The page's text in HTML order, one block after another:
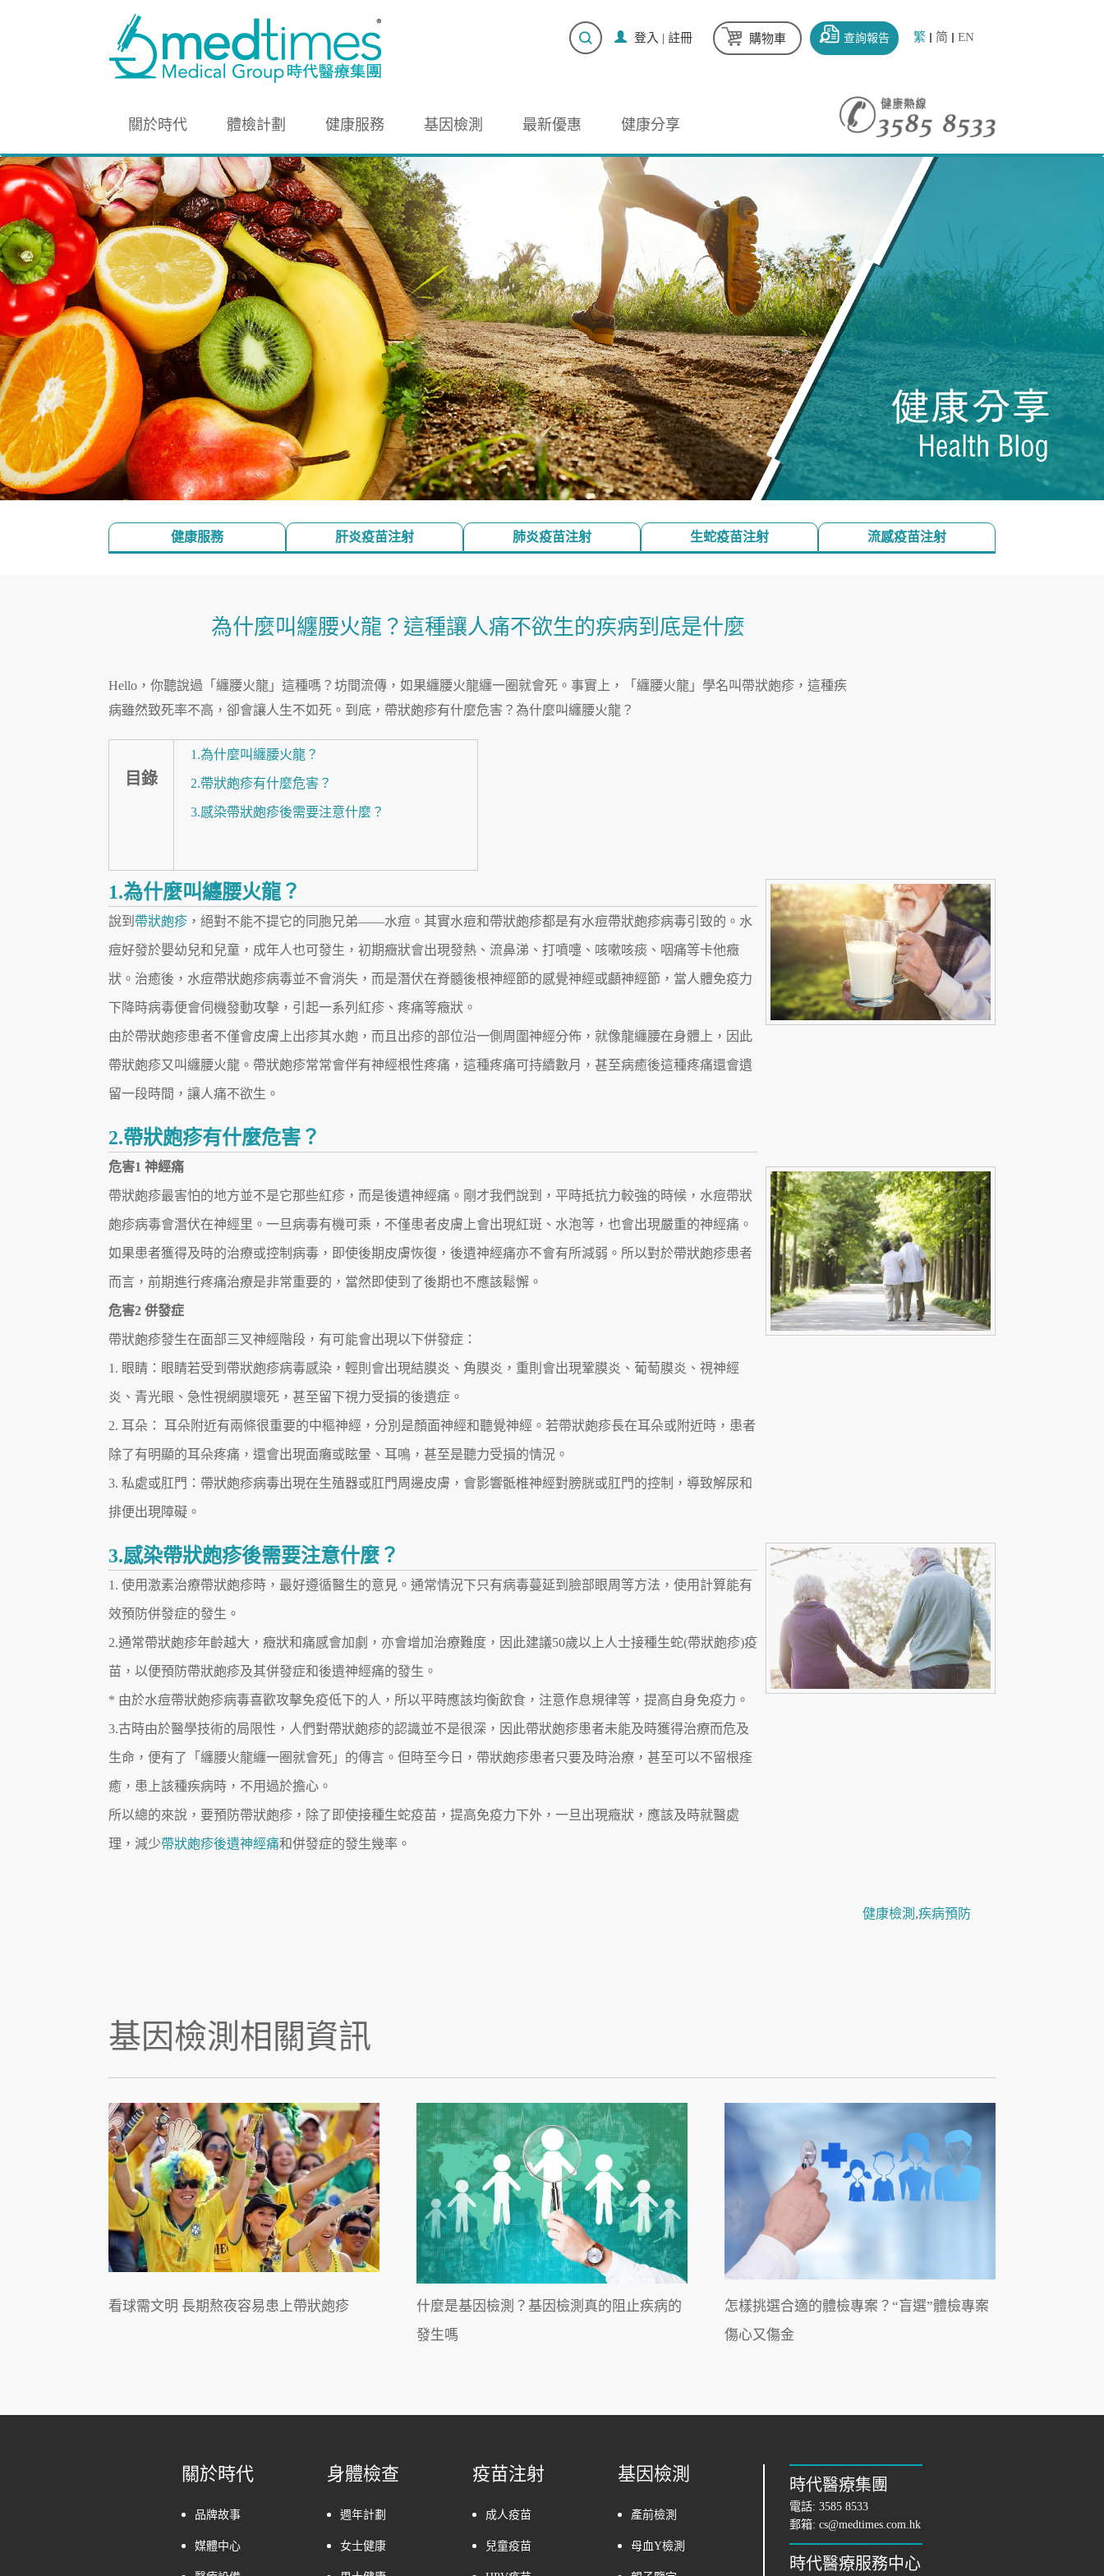
繁 简 EN
查詢報告
購物車
登入 | 註冊
關於時代 體檢計劃 健康服務 基因檢測 最新優惠 健康分享
健康服務 肝炎疫苗注射 肺炎疫苗注射 生蛇疫苗注射 流感疫苗注射
為什麼叫纏腰火龍？這種讓人痛不欲生的疾病到底是什麼
Hello，你聽說過「纏腰火龍」這種嗎？坊間流傳，如果纏腰火龍纏一圈就會死。事實上，「纏腰火龍」學名叫帶狀皰疹，這種疾
病雖然致死率不高，卻會讓人生不如死。到底，帶狀皰疹有什麼危害？為什麼叫纏腰火龍？
目錄
1.為什麼叫纏腰火龍？
2.帶狀皰疹有什麼危害？
3.感染帶狀皰疹後需要注意什麼？
1.為什麼叫纏腰火龍？
說到 帶狀皰疹 ，絕對不能不提它的同胞兄弟——水痘。其實水痘和帶狀皰疹都是有水痘帶狀皰疹病毒引致的。水
痘好發於嬰幼兒和兒童，成年人也可發生，初期癥狀會出現發熱、流鼻涕、打噴嚏、咳嗽咳痰、咽痛等卡他癥
狀。治癒後，水痘帶狀皰疹病毒並不會消失，而是潛伏在脊髓後根神經節的感覺神經或顱神經節，當人體免疫力
下降時病毒便會伺機發動攻擊，引起一系列紅疹、疼痛等癥狀。
由於帶狀皰疹患者不僅會皮膚上出疹其水皰，而且出疹的部位沿一側周圍神經分佈，就像龍纏腰在身體上，因此
帶狀皰疹又叫纏腰火龍。帶狀皰疹常常會伴有神經根性疼痛，這種疼痛可持續數月，甚至病癒後這種疼痛還會遺
留一段時間，讓人痛不欲生。
2.帶狀皰疹有什麼危害？
危害1 神經痛
帶狀皰疹最害怕的地方並不是它那些紅疹，而是後遺神經痛。剛才我們說到，平時抵抗力較強的時候，水痘帶狀
皰疹病毒會潛伏在神經里。一旦病毒有機可乘，不僅患者皮膚上會出現紅斑、水泡等，也會出現嚴重的神經痛。
如果患者獲得及時的治療或控制病毒，即使後期皮膚恢復，後遺神經痛亦不會有所減弱。所以對於帶狀皰疹患者
而言，前期進行疼痛治療是非常重要的，當然即使到了後期也不應該鬆懈。
危害2 併發症
帶狀皰疹發生在面部三叉神經階段，有可能會出現以下併發症：
1. 眼睛：眼睛若受到帶狀皰疹病毒感染，輕則會出現結膜炎、角膜炎，重則會出現鞏膜炎、葡萄膜炎、視神經
炎、青光眼、急性視網膜壞死，甚至留下視力受損的後遺症。
2. 耳朵： 耳朵附近有兩條很重要的中樞神經，分別是顏面神經和聽覺神經。若帶狀皰疹長在耳朵或附近時，患者
除了有明顯的耳朵疼痛，還會出現面癱或眩暈、耳鳴，甚至是聽力受損的情況。
3. 私處或肛門：帶狀皰疹病毒出現在生殖器或肛門周邊皮膚，會影響骶椎神經對膀胱或肛門的控制，導致解尿和
排便出現障礙。
3.感染帶狀皰疹後需要注意什麼？
1. 使用激素治療帶狀皰疹時，最好遵循醫生的意見。通常情況下只有病毒蔓延到臉部眼周等方法，使用計算能有
效預防併發症的發生。
2.通常帶狀皰疹年齡越大，癥狀和痛感會加劇，亦會增加治療難度，因此建議50歲以上人士接種生蛇(帶狀皰疹)疫
苗，以便預防帶狀皰疹及其併發症和後遺神經痛的發生。
* 由於水痘帶狀皰疹病毒喜歡攻擊免疫低下的人，所以平時應該均衡飲食，注意作息規律等，提高自身免疫力。
3.古時由於醫學技術的局限性，人們對帶狀皰疹的認識並不是很深，因此帶狀皰疹患者未能及時獲得治療而危及
生命，便有了「纏腰火龍纏一圈就會死」的傳言。但時至今日，帶狀皰疹患者只要及時治療，甚至可以不留根痊
癒，患上該種疾病時，不用過於擔心。
所以總的來說，要預防帶狀皰疹，除了即使接種生蛇疫苗 ，提高免疫力下外，一旦出現癥狀，應該及時就醫處
理，減少帶狀皰疹後遺神經痛和併發症的發生幾率。
健康檢測 ,疾病預防
基因檢測相關資訊
看球需文明 長期熬夜容易患上帶狀皰疹
什麼是基因檢測？基因檢測真的阻止疾病的
發生嗎
怎樣挑選合適的體檢專案？“盲選”體檢專案
傷心又傷金
關於時代
品牌故事
媒體中心
身體檢查
週年計劃
女士健康
疫苗注射
成人疫苗
兒童疫苗
基因檢測
產前檢測
母血Y檢測
時代醫療集團
電話: 3585 8533
郵箱: cs@medtimes.com.hk
時代醫療服務中心